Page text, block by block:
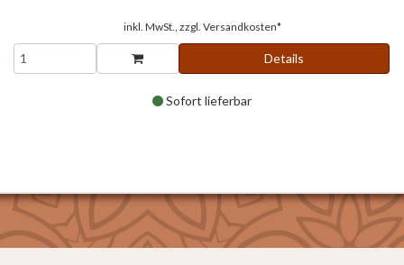
inkl. MwSt., zzgl. Versandkosten*
Details
Sofort lieferbar